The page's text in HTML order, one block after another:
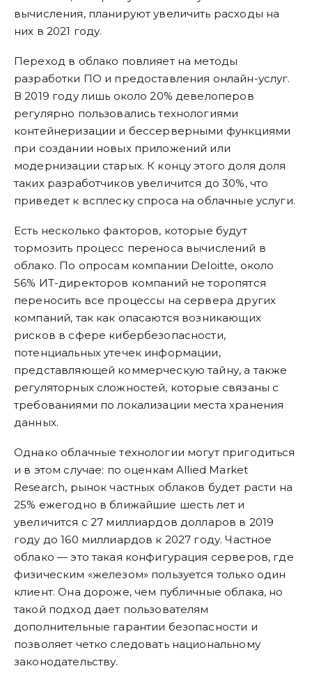
вычисления, планируют увеличить расходы на
них в 2021 году.
Переход в облако повлияет на методы
разработки ПО и предоставления онлайн-услуг.
В 2019 году лишь около 20% девелоперов
регулярно пользовались технологиями
контейнеризации и бессерверными функциями
при создании новых приложений или
модернизации старых. К концу этого доля доля
таких разработчиков увеличится до 30%, что
приведет к всплеску спроса на облачные услуги.
Есть несколько факторов, которые будут
тормозить процесс переноса вычислений в
облако. По опросам компании Deloitte, около
56% ИТ-директоров компаний не торопятся
переносить все процессы на сервера других
компаний, так как опасаются возникающих
рисков в сфере кибербезопасности,
потенциальных утечек информации,
представляющей коммерческую тайну, а также
регуляторных сложностей, которые связаны с
требованиями по локализации места хранения
данных.
Однако облачные технологии могут пригодиться
и в этом случае: по оценкам Allied Market
Research, рынок частных облаков будет расти на
25% ежегодно в ближайшие шесть лет и
увеличится с 27 миллиардов долларов в 2019
году до 160 миллиардов к 2027 году. Частное
облако — это такая конфигурация серверов, где
физическим «железом» пользуется только один
клиент. Она дороже, чем публичные облака, но
такой подход дает пользователям
дополнительные гарантии безопасности и
позволяет четко следовать национальному
законодательству.